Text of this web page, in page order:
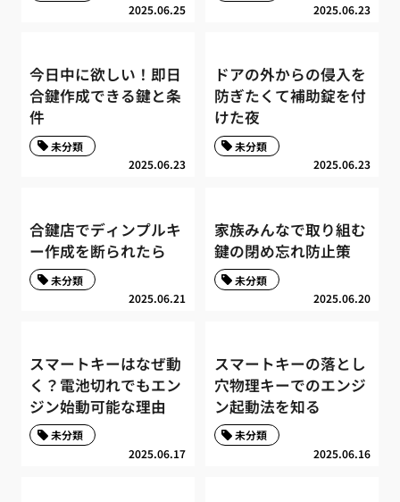
2025.06.25 2025.06.23
今日中に欲しい！即日
合鍵作成できる鍵と条
件
2025.06.23
未分類
ドアの外からの侵入を
防ぎたくて補助錠を付
けた夜
2025.06.23
未分類
合鍵店でディンプルキ
ー作成を断られたら
2025.06.21
未分類
家族みんなで取り組む
鍵の閉め忘れ防止策
2025.06.20
未分類
スマートキーはなぜ動
く？電池切れでもエン
ジン始動可能な理由
2025.06.17
未分類
スマートキーの落とし
穴物理キーでのエンジ
ン起動法を知る
2025.06.16
未分類